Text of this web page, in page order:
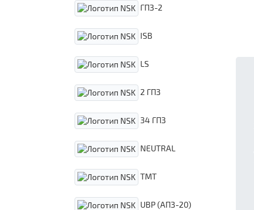
ГПЗ-2
ISB
LS
2 ГПЗ
34 ГПЗ
NEUTRAL
TMT
UBP (АПЗ-20)